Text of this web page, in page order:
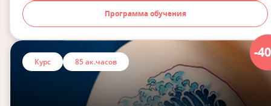
Программа обучения
-
Курс 85 ак.часов